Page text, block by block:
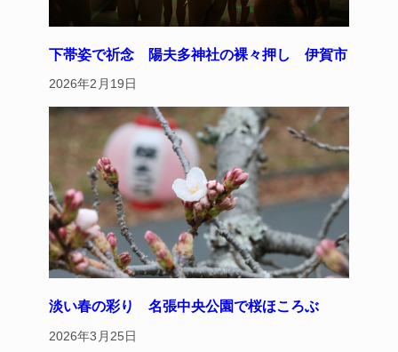
下帯姿で祈念 陽夫多神社の裸々押し 伊賀市
2026年2月19日
淡い春の彩り 名張中央公園で桜ほころぶ
2026年3月25日